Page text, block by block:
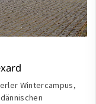
Wintercampus,